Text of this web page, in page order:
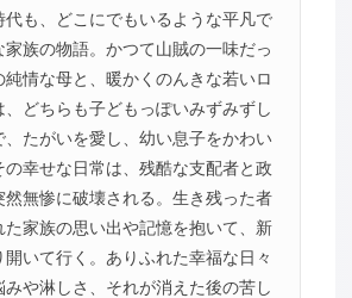
代も、どこにでもいるような平凡で
族の物語。かつて山賊の一味だっ
純情な母と、暖かくのんきな若いロ
、どちらも子どもっぽいみずみずし
、たがいを愛し、幼い息子をかわい
の幸せな日常は、残酷な支配者と政
然無惨に破壊される。生き残った者
た家族の思い出や記憶を抱いて、新
開いて行く。ありふれた幸福な日々
や淋しさ、それが消えた後の苦し